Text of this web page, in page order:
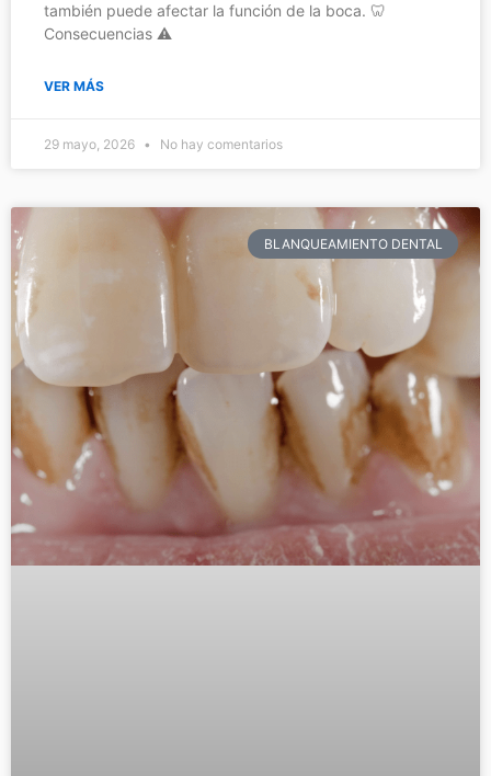
también puede afectar la función de la boca. 🦷
Consecuencias ⚠️
VER MÁS
29 mayo, 2026 No hay comentarios
BLANQUEAMIENTO DENTAL